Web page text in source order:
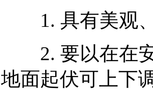
1. 具有美观
2. 要以在在
地面起伏可上下